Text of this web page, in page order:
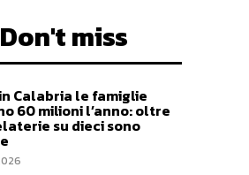
Don't miss
Calabria le famiglie
60 milioni l’anno: oltre
su dieci sono